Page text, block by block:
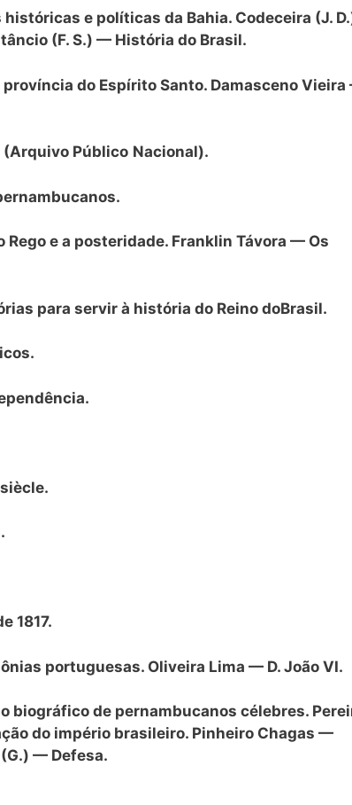
e políticas da Bahia. Codeceira (J.
(F. S.) — História do Brasil.
do Espírito Santo. Damasceno
(Arquivo Público Nacional).
e a posteridade. Franklin Távora — Os
para servir à história do Reino doBrasil.
1817.
portuguesas. Oliveira Lima — D. João VI.
biográfico de pernambucanos célebres.
do império brasileiro. Pinheiro Chagas —
— Defesa.